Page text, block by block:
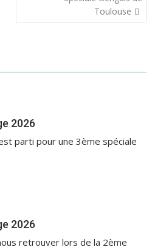
Toulouse
2026
parti pour une 3ème spéciale
2026
retrouver lors de la 2ème